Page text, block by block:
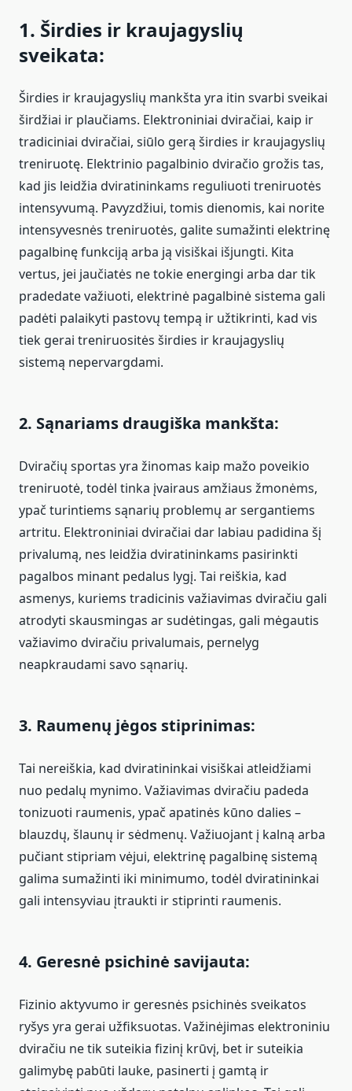
1. Širdies ir kraujagyslių
sveikata:
Širdies ir kraujagyslių mankšta yra itin svarbi sveikai
širdžiai ir plaučiams. Elektroniniai dviračiai, kaip ir
tradiciniai dviračiai, siūlo gerą širdies ir kraujagyslių
treniruotę. Elektrinio pagalbinio dviračio grožis tas,
kad jis leidžia dviratininkams reguliuoti treniruotės
intensyvumą. Pavyzdžiui, tomis dienomis, kai norite
intensyvesnės treniruotės, galite sumažinti elektrinę
pagalbinę funkciją arba ją visiškai išjungti. Kita
vertus, jei jaučiatės ne tokie energingi arba dar tik
pradedate važiuoti, elektrinė pagalbinė sistema gali
padėti palaikyti pastovų tempą ir užtikrinti, kad vis
tiek gerai treniruositės širdies ir kraujagyslių
sistemą nepervargdami.
2. Sąnariams draugiška mankšta:
Dviračių sportas yra žinomas kaip mažo poveikio
treniruotė, todėl tinka įvairaus amžiaus žmonėms,
ypač turintiems sąnarių problemų ar sergantiems
artritu. Elektroniniai dviračiai dar labiau padidina šį
privalumą, nes leidžia dviratininkams pasirinkti
pagalbos minant pedalus lygį. Tai reiškia, kad
asmenys, kuriems tradicinis važiavimas dviračiu gali
atrodyti skausmingas ar sudėtingas, gali mėgautis
važiavimo dviračiu privalumais, pernelyg
neapkraudami savo sąnarių.
3. Raumenų jėgos stiprinimas:
Tai nereiškia, kad dviratininkai visiškai atleidžiami
nuo pedalų mynimo. Važiavimas dviračiu padeda
tonizuoti raumenis, ypač apatinės kūno dalies –
blauzdų, šlaunų ir sėdmenų. Važiuojant į kalną arba
pučiant stipriam vėjui, elektrinę pagalbinę sistemą
galima sumažinti iki minimumo, todėl dviratininkai
gali intensyviau įtraukti ir stiprinti raumenis.
4. Geresnė psichinė savijauta:
Fizinio aktyvumo ir geresnės psichinės sveikatos
ryšys yra gerai užfiksuotas. Važinėjimas elektroniniu
dviračiu ne tik suteikia fizinį krūvį, bet ir suteikia
galimybę pabūti lauke, pasinerti į gamtą ir